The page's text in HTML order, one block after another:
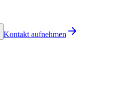
Kontakt aufnehmen